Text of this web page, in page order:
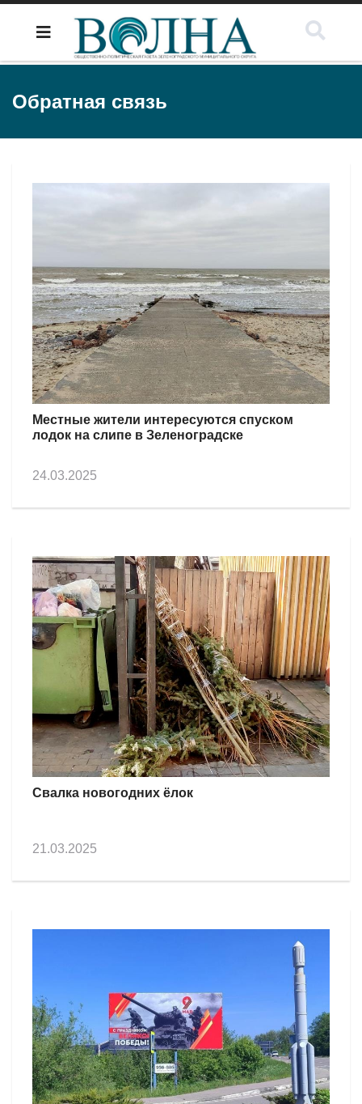
Обратная связь
Местные жители интересуются спуском
лодок на слипе в Зеленоградске
24.03.2025
Свалка новогодних ёлок
21.03.2025